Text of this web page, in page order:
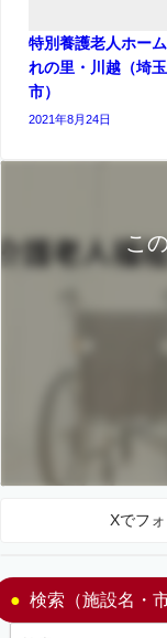
特別養護老人ホー
れの里・川越（埼
市）
2021年8月24日
こ
Xでフ
検索（施設名・